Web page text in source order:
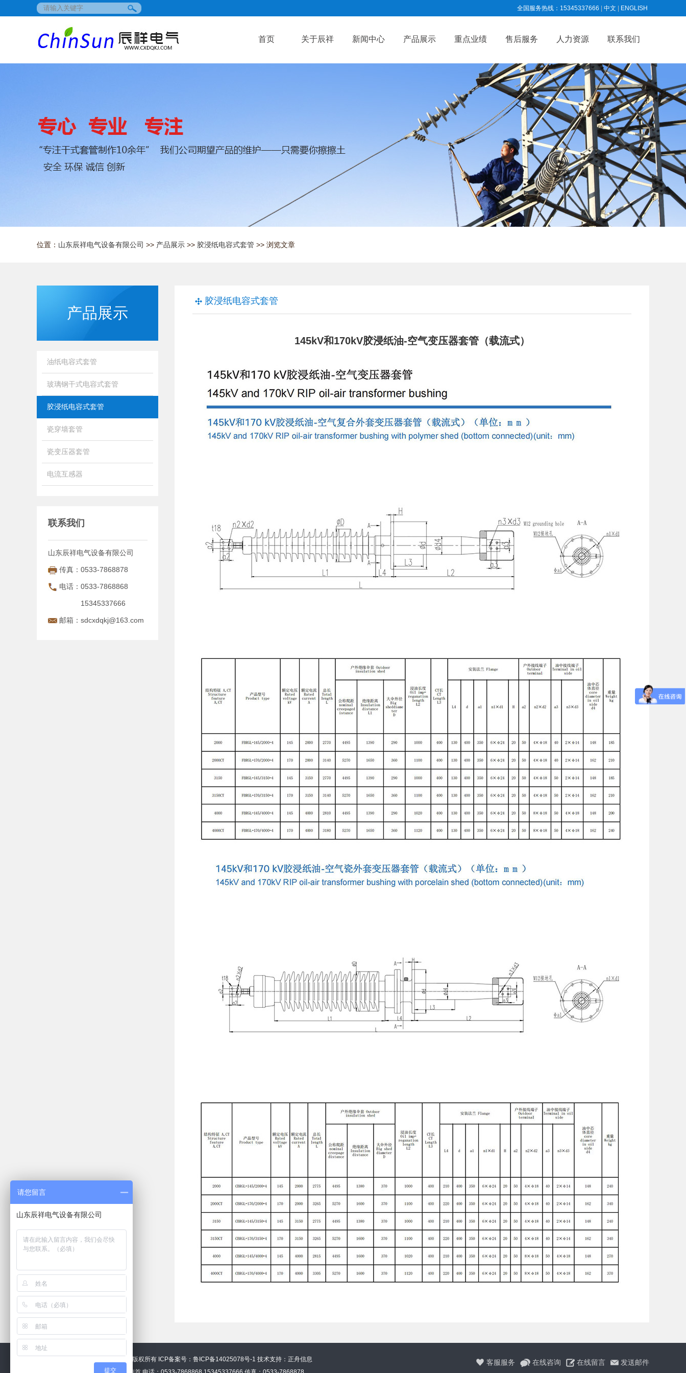
全国服务热线：15345337666 中文 ENGLISH
首页 关于辰祥 新闻中心 产品展示 重点业绩 售后服务 人力资源 联系我们
位置： 山东辰祥电气设备有限公司 >> 产品展示 >> 胶浸纸电容式套管 >> 浏览文章
产品展示
油纸电容式套管
玻璃钢干式电容式套管
胶浸纸电容式套管
瓷穿墙套管
瓷变压器套管
电流互感器
联系我们
山东辰祥电气设备有限公司
传真：0533-7868878
电话：0533-7868868
15345337666
邮箱：sdcxdqkj@163.com
胶浸纸电容式套管
145kV和170kV胶浸纸油-空气变压器套管（载流式）
©2016 山东辰祥电气设备有限公司 版权所有 ICP备案号：鲁ICP备14025078号-1 技术支持：正舟信息
客服服务 在线咨询 在线留言 发送邮件
请您留言
山东辰祥电气设备有限公司
提交